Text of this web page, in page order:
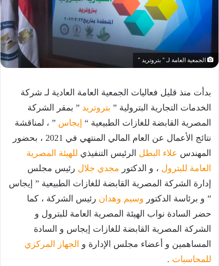
الجمعية العامة لـ " بتروتريد "
بدأت منذ قليل فعاليات الجمعية العامة العادية لـ شركة
الخدمات التجارية البترولية ” بتروتريد ” بمقر الشركة
المصرية القابضة للغازات الطبيعية “ إيجاس ” ، لمناقشة
نتائج الأعمال عن العام المالي المنتهي في 2021 ، بحضور
المهندس علاء البطل الرئيس التنفيذي للهيئة المصرية
العامة للبترول ، و الدكتور مجدي جلال رئيس مجلس
إدارة الشركة المصرية القابضة للغازات الطبيعية ” إيجاس
” و برئاسة الدكتور وسيم وهدان رئيس الشركة ، كما
حضر السادة نواب الهيئة المصرية العامة للبترول و
الشركة المصرية القابضة للغازات إيجاس و السادة
المساهمين و أعضاء مجلس الإدارة و الجهاز المركزي
للمحاسبات .